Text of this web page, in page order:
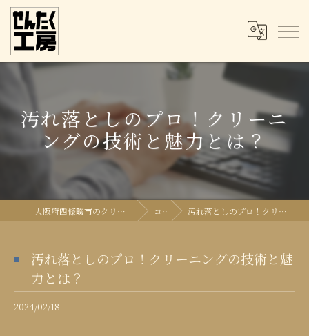
汚れ落としのプロ！クリーニ
ングの技術と魅力とは？
大阪府四條畷市のクリーニングならせんたく工房 コラム 汚れ落としのプロ！クリーニングの技術と魅力とは？
汚れ落としのプロ！クリーニングの技術と魅
力とは？
2024/02/18